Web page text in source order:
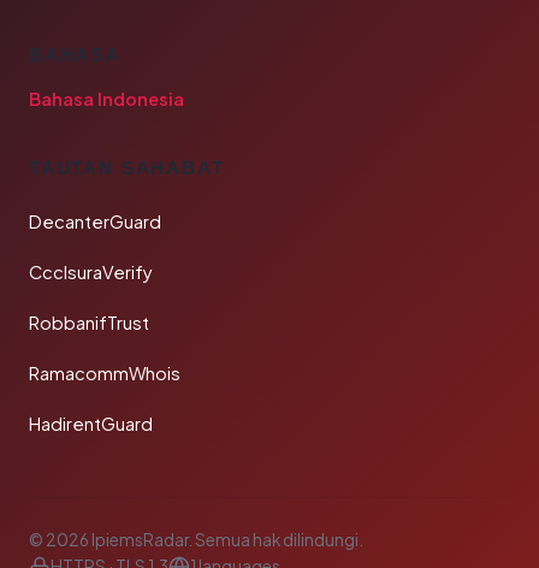
BAHASA
Bahasa Indonesia
TAUTAN SAHABAT
DecanterGuard
CcclsuraVerify
RobbanifTrust
RamacommWhois
HadirentGuard
© 2026 IpiemsRadar. Semua hak dilindungi.